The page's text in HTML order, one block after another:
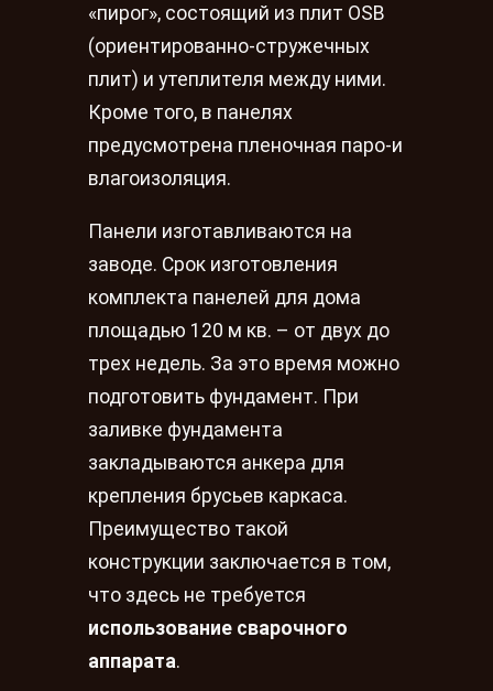
«пирог», состоящий из плит OSB
(ориентированно-стружечных
плит) и утеплителя между ними.
Кроме того, в панелях
предусмотрена пленочная паро-и
влагоизоляция.
Панели изготавливаются на
заводе. Срок изготовления
комплекта панелей для дома
площадью 120 м кв. – от двух до
трех недель. За это время можно
подготовить фундамент. При
заливке фундамента
закладываются анкера для
крепления брусьев каркаса.
Преимущество такой
конструкции заключается в том,
что здесь не требуется
использование сварочного
аппарата.